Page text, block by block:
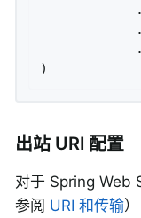
出站 URI 配置
对于 Spring Web
参阅 URI 和传输